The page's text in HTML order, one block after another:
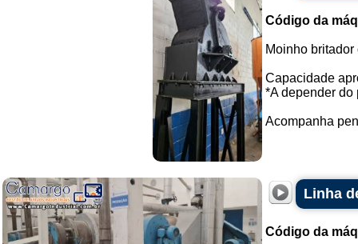
Código da
Moinho
Capacidade
*A depender do
Acompanha
Linha
Código da